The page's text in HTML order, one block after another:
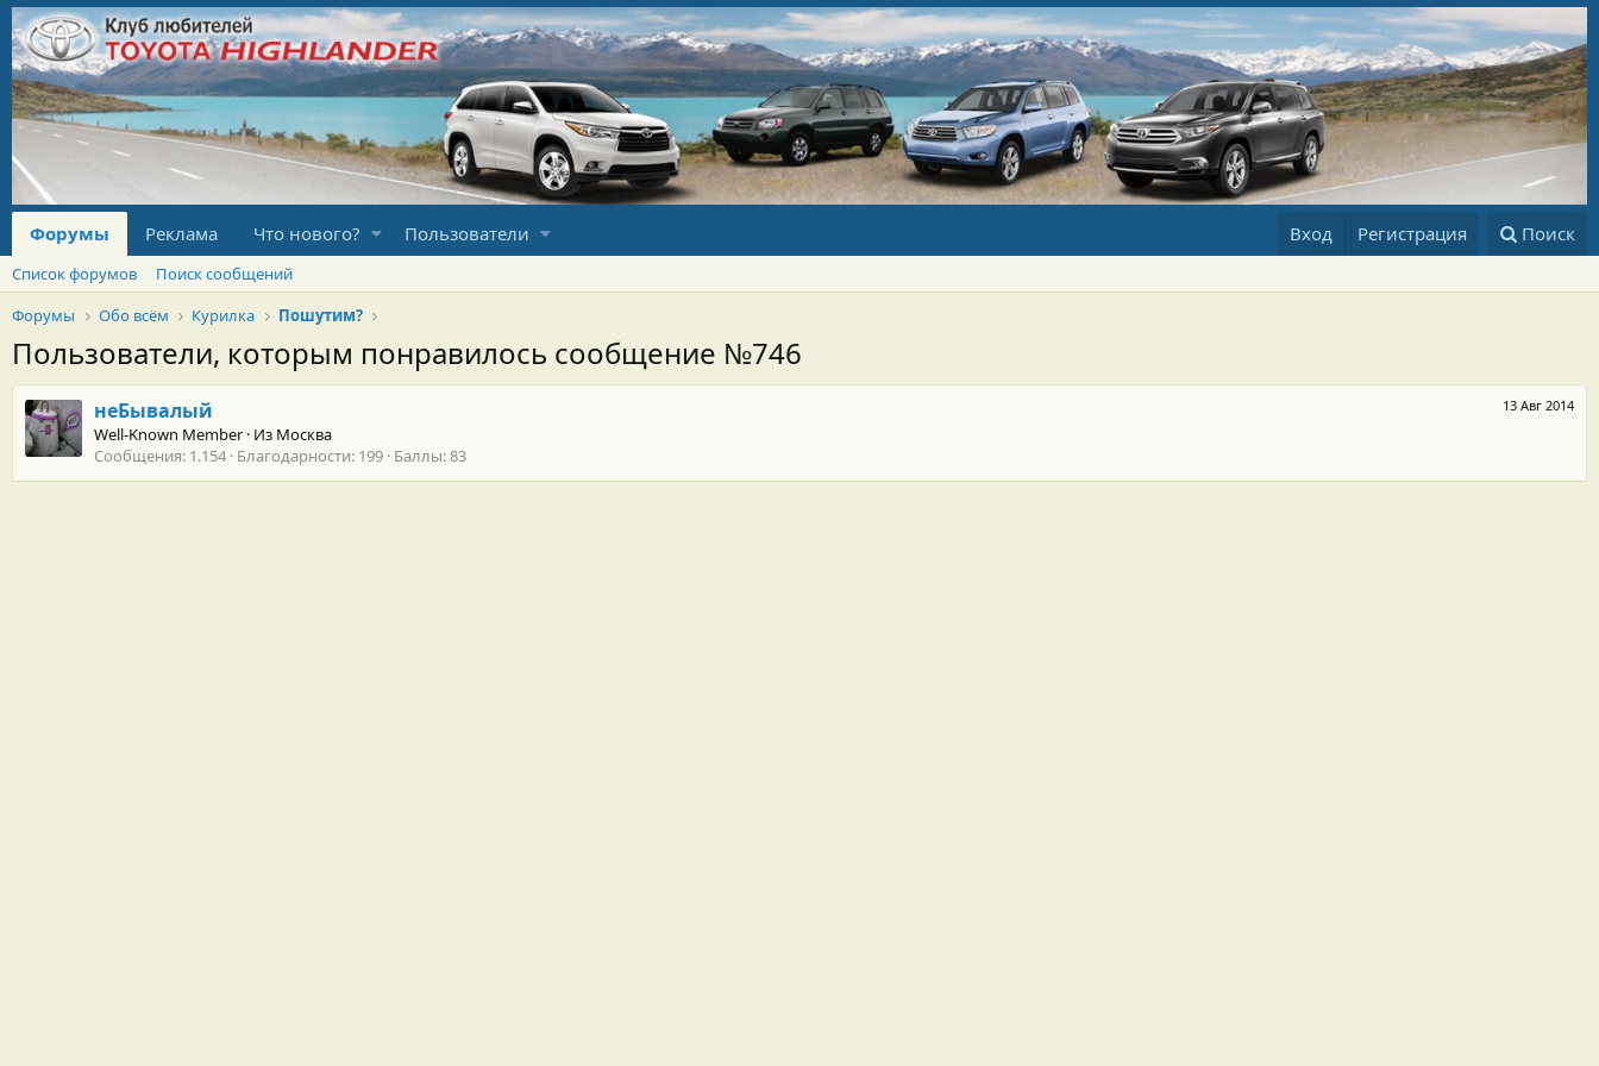
Форумы Реклама Что нового? Пользователи Вход Регистрация Поиск
Список форумов
Поиск сообщений
Форумы
Обо всём Курилка Пошутим?
Пользователи, которым понравилось сообщение №746
13 Авг 2014
неБывалый
Well-Known Member · Из Москва
Сообщения 1.154 Благодарности 199 Баллы 83